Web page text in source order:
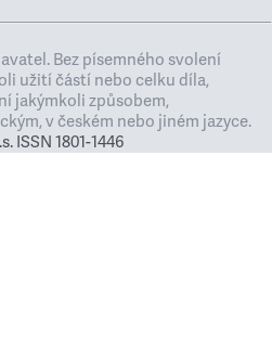
Bez písemného svolení
užití částí nebo celku díla,
jakýmkoli způsobem,
v českém nebo jiném jazyce.
ISSN 1801-1446